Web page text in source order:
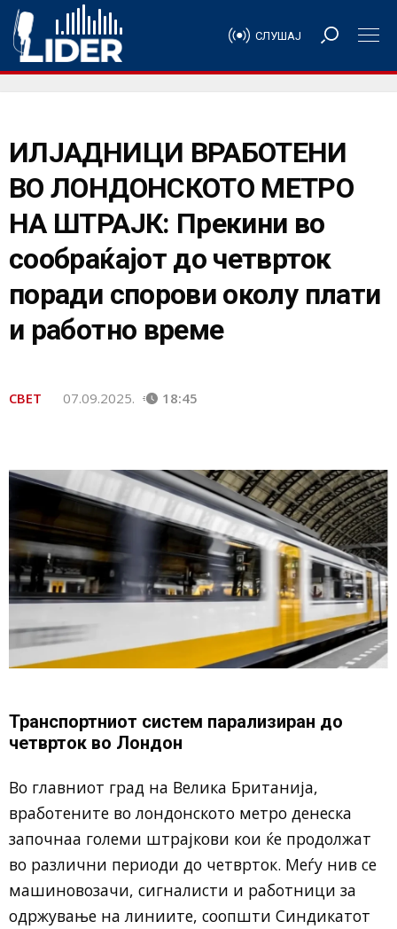
СЛУШАЈ
ИЛЈАДНИЦИ ВРАБОТЕНИ
ВО ЛОНДОНСКОТО МЕТРО
НА ШТРАЈК: Прекини во
сообраќајот до четврток
поради спорови околу плати
и работно време
СВЕТ 07.09.2025. 18:45
Транспортниот систем парализиран до
четврток во Лондон
Во главниот град на Велика Британија,
вработените во лондонското метро денеска
започнаа големи штрајкови кои ќе продолжат
во различни периоди до четврток. Меѓу нив се
машиновозачи, сигналисти и работници за
одржување на линиите, соопшти Синдикатот